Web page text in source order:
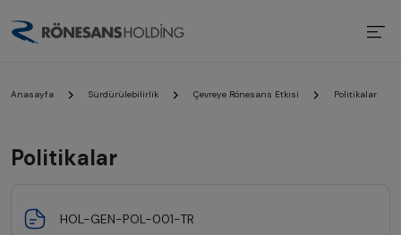
Anasayfa Sürdürülebilirlik Çevreye Rönesans Etkisi Politikalar
Politikalar
HOL-GEN-POL-001-TR